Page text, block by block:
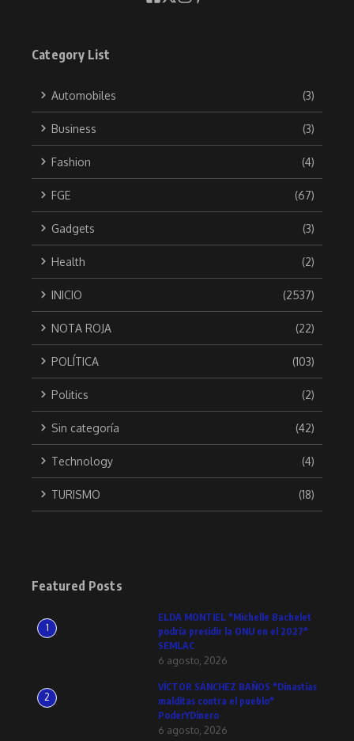
Category List
Automobiles (3)
Business (3)
Fashion (4)
FGE (67)
Gadgets (3)
Health (2)
INICIO (2537)
NOTA ROJA (22)
POLÍTICA (103)
Politics (2)
Sin categoría (42)
Technology (4)
TURISMO (18)
Featured Posts
1
ELDA MONTIEL *Michelle Bachelet
podría presidir la ONU en el 2027*
SEMLAC
6 agosto, 2026
2
VÍCTOR SÁNCHEZ BAÑOS *Dinastías
malditas contra el pueblo*
PoderYDinero
6 agosto, 2026